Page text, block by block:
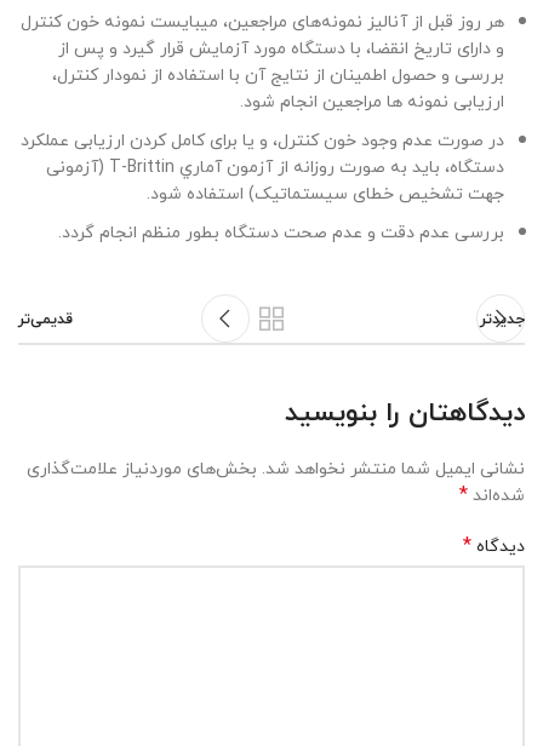
هر روز قبل از آنالیز نمونه‌های مراجعین، میبایست نمونه خون کنترل
و دارای تاریخ انقضا، با دستگاه مورد آزمایش قرار گیرد و پس از
بررسی و حصول اطمینان از نتایج آن با استفاده از نمودار کنترل،
ارزیابی نمونه ها مراجعین انجام شود.
در صورت عدم وجود خون کنترل، و يا برای کامل کردن ارزيابی عملکرد
دستگاه، باید به صورت روزانه از آزمون آماري T-Brittin (آزمونی
جهت تشخیص خطای سیستماتیک) استفاده شود.
بررسی عدم دقت و عدم صحت دستگاه بطور منظم انجام گردد.
جدیدتر قدیمی‌تر
دیدگاهتان را بنویسید
نشانی ایمیل شما منتشر نخواهد شد. بخش‌های موردنیاز علامت‌گذاری
شده‌اند*
دیدگاه*